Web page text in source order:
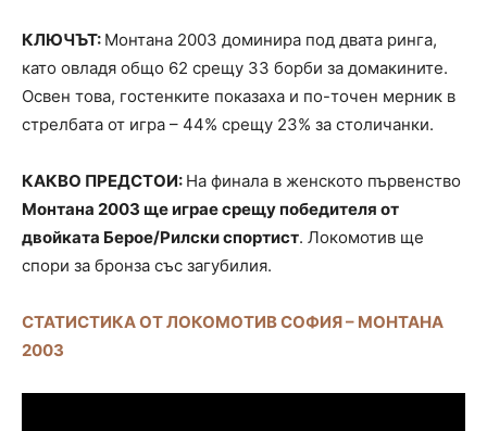
КЛЮЧЪТ: Монтана 2003 доминира под двата ринга,
като овладя общо 62 срещу 33 борби за домакините.
Освен това, гостенките показаха и по-точен мерник в
стрелбата от игра – 44% срещу 23% за столичанки.
КАКВО ПРЕДСТОИ: На финала в женското първенство
Монтана 2003 ще играе срещу победителя от
двойката Берое/Рилски спортист. Локомотив ще
спори за бронза със загубилия.
СТАТИСТИКА ОТ ЛОКОМОТИВ СОФИЯ – МОНТАНА
2003